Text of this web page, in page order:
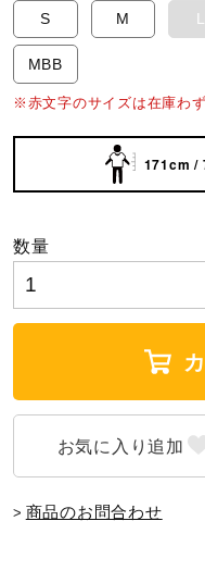
柔道
ワーキング
ライフスタ
インナー
寝具／ミズノ
S
M L
MBB
※赤文字のサイズは在庫わ
171cm /
数量
商品のお問合わせ